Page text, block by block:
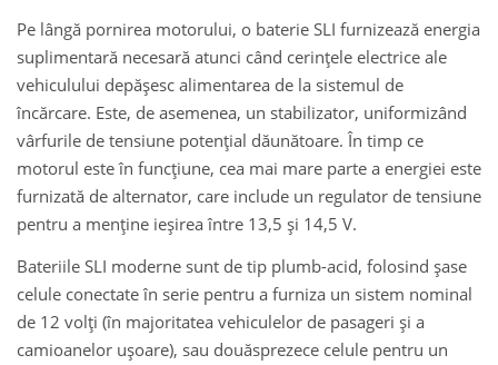
Pe lângă pornirea motorului, o baterie SLI furnizează energia
suplimentară necesară atunci când cerințele electrice ale
vehiculului depășesc alimentarea de la sistemul de
încărcare. Este, de asemenea, un stabilizator, uniformizând
vârfurile de tensiune potențial dăunătoare. În timp ce
motorul este în funcțiune, cea mai mare parte a energiei este
furnizată de alternator, care include un regulator de tensiune
pentru a menține ieșirea între 13,5 și 14,5 V.
Bateriile SLI moderne sunt de tip plumb-acid, folosind șase
celule conectate în serie pentru a furniza un sistem nominal
de 12 volți (în majoritatea vehiculelor de pasageri și a
camioanelor ușoare), sau douăsprezece celule pentru un